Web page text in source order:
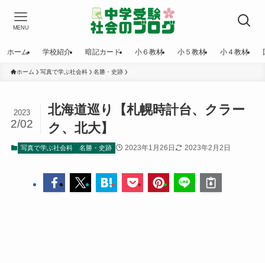
MENU
ホーム 学校紹介 暗記カード 小６教材 小５教材 小４教材
ホーム 写真で学ぶ社会科 名勝・史跡
北海道巡り【札幌時計台、クラー
ク、北大】
2023
2/02
写真で学ぶ社会科 名勝・史跡 2023年1月26日 2023年2月2日